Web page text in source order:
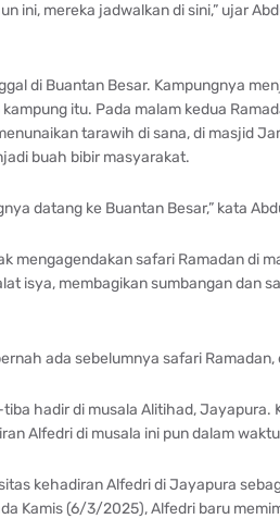
ini, mereka jadwalkan di sini,” ujar
di Buantan Besar. Kampungnya
itu. Pada malam kedua
tarawih di sana, di masjid
buah bibir masyarakat.
datang ke Buantan Besar,” kata
mengagendakan safari Ramadan di
isya, membagikan sumbangan dan
ada sebelumnya safari
hadir di musala Alitihad, Jayapura.
Alfedri di musala ini pun dalam
kehadiran Alfedri di Jayapura
Kamis (6/3/2025), Alfedri baru